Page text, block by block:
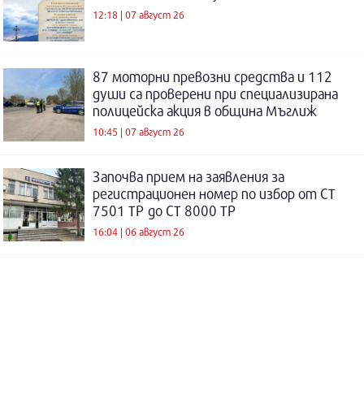
12:18 | 07 август 26
87 моторни превозни средства и 112
души са проверени при специализирана
полицейска акция в община Мъглиж
10:45 | 07 август 26
Започва прием на заявления за
регистрационен номер по избор от СТ
7501 ТР до СТ 8000 ТР
16:04 | 06 август 26